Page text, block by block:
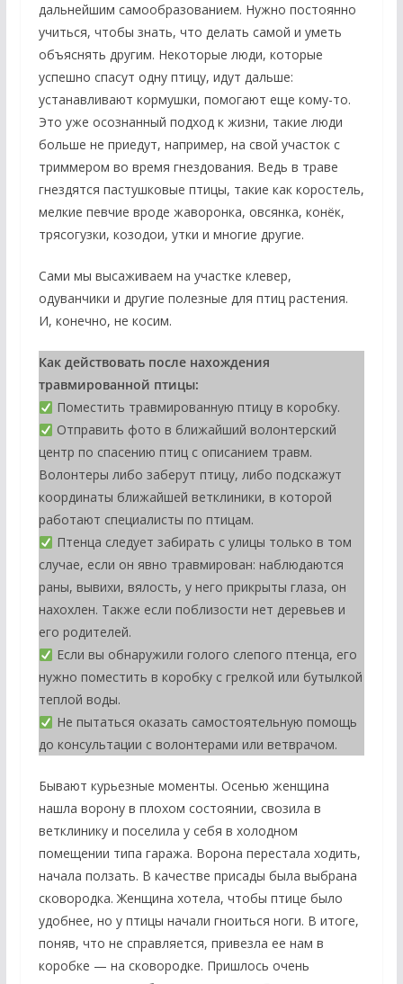
дальнейшим самообразованием. Нужно постоянно
учиться, чтобы знать, что делать самой и уметь
объяснять другим. Некоторые люди, которые
успешно спасут одну птицу, идут дальше:
устанавливают кормушки, помогают еще кому-то.
Это уже осознанный подход к жизни, такие люди
больше не приедут, например, на свой участок с
триммером во время гнездования. Ведь в траве
гнездятся пастушковые птицы, такие как коростель,
мелкие певчие вроде жаворонка, овсянка, конёк,
трясогузки, козодои, утки и многие другие.
Сами мы высаживаем на участке клевер,
одуванчики и другие полезные для птиц растения.
И, конечно, не косим.
Как действовать после нахождения
травмированной птицы:
Поместить травмированную птицу в коробку.
Отправить фото в ближайший волонтерский
центр по спасению птиц с описанием травм.
Волонтеры либо заберут птицу, либо подскажут
координаты ближайшей ветклиники, в которой
работают специалисты по птицам.
Птенца следует забирать с улицы только в том
случае, если он явно травмирован: наблюдаются
раны, вывихи, вялость, у него прикрыты глаза, он
нахохлен. Также если поблизости нет деревьев и
его родителей.
Если вы обнаружили голого слепого птенца, его
нужно поместить в коробку с грелкой или бутылкой
теплой воды.
Не пытаться оказать самостоятельную помощь
до консультации с волонтерами или ветврачом.
Бывают курьезные моменты. Осенью женщина
нашла ворону в плохом состоянии, свозила в
ветклинику и поселила у себя в холодном
помещении типа гаража. Ворона перестала ходить,
начала ползать. В качестве присады была выбрана
сковородка. Женщина хотела, чтобы птице было
удобнее, но у птицы начали гноиться ноги. В итоге,
поняв, что не справляется, привезла ее нам в
коробке — на сковородке. Пришлось очень